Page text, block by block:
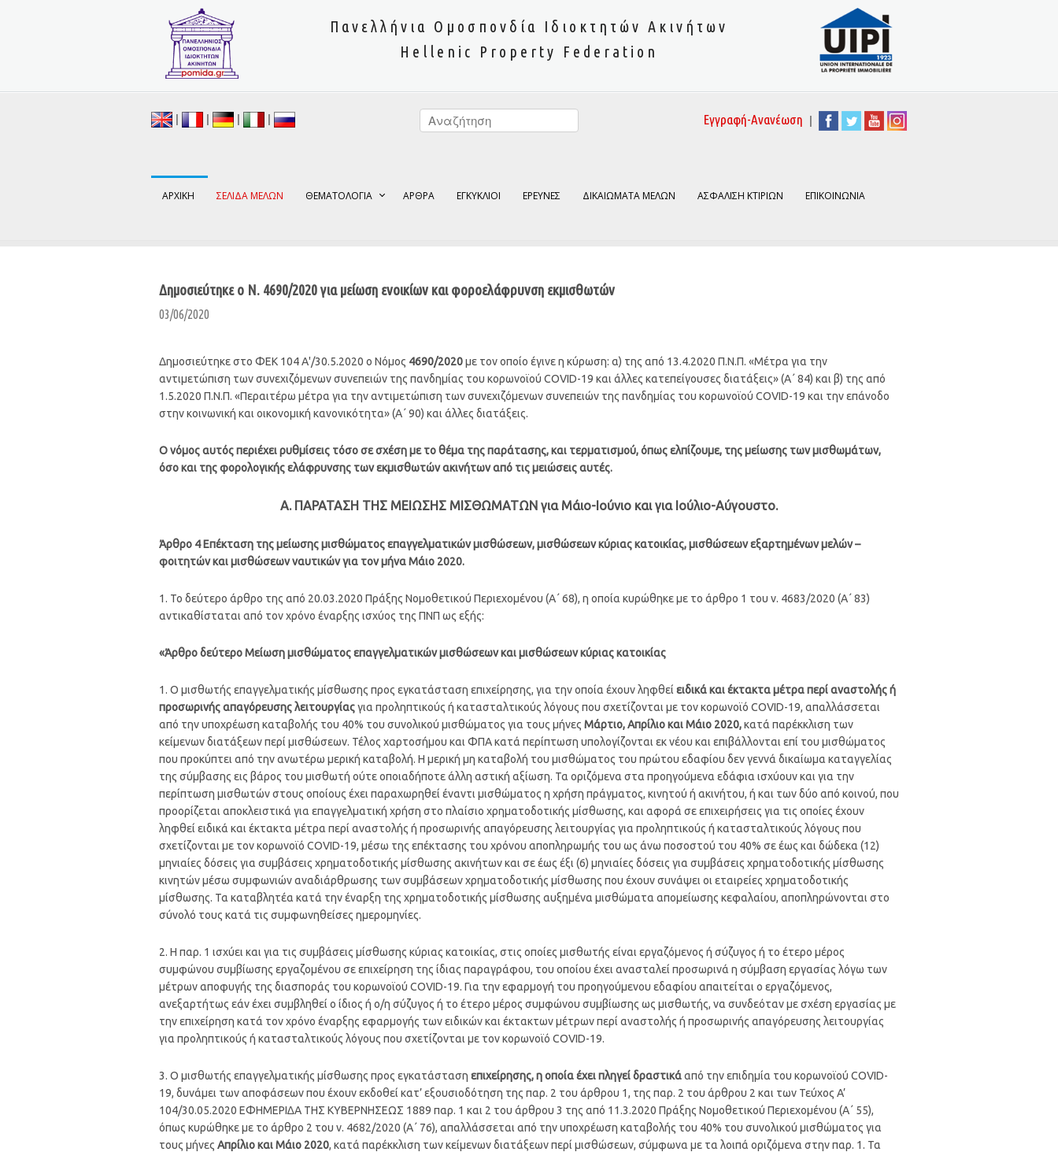
Πανελλήνια Ομοσπονδία Ιδιοκτητών Ακινήτων
Hellenic Property Federation
| | | | Εγγραφή-Ανανέωση |
ΑΡΧΙΚΗ ΣΕΛΙΔΑ ΜΕΛΩΝ ΘΕΜΑΤΟΛΟΓΙΑ ΑΡΘΡΑ ΕΓΚΥΚΛΙΟΙ ΕΡΕΥΝΕΣ ΔΙΚΑΙΩΜΑΤΑ ΜΕΛΩΝ ΑΣΦΑΛΙΣΗ ΚΤΙΡΙΩΝ ΕΠΙΚΟΙΝΩΝΙΑ
Δημοσιεύτηκε ο Ν. 4690/2020 για μείωση ενοικίων και φοροελάφρυνση εκμισθωτών
03/06/2020
Δημοσιεύτηκε στο ΦΕΚ 104 Α'/30.5.2020 ο Νόμος 4690/2020με τον οποίο έγινε η κύρωση: α) της από 13.4.2020 Π.Ν.Π. «Μέτρα για την
αντιμετώπιση των συνεχιζόμενων συνεπειών της πανδημίας του κορωνοϊού COVID-19 και άλλες κατεπείγουσες διατάξεις» (A΄ 84) και β) της από
1.5.2020 Π.Ν.Π. «Περαιτέρω μέτρα για την αντιμετώπιση των συνεχιζόμενων συνεπειών της πανδημίας του κορωνοϊού COVID-19 και την επάνοδο
στην κοινωνική και οικονομική κανονικότητα» (Α΄ 90) και άλλες διατάξεις.
Ο νόμος αυτός περιέχει ρυθμίσεις τόσο σε σχέση με το θέμα της παράτασης, και τερματισμού, όπως ελπίζουμε, της μείωσης των μισθωμάτων,
όσο και της φορολογικής ελάφρυνσης των εκμισθωτών ακινήτων από τις μειώσεις αυτές.
Α. ΠΑΡΑΤΑΣΗ ΤΗΣ ΜΕΙΩΣΗΣ ΜΙΣΘΩΜΑΤΩΝ για Μάιο-Ιούνιο και για Ιούλιο-Αύγουστο.
Άρθρο 4 Επέκταση της μείωσης μισθώματος επαγγελματικών μισθώσεων, μισθώσεων κύριας κατοικίας, μισθώσεων εξαρτημένων μελών –
φοιτητών και μισθώσεων ναυτικών για τον μήνα Μάιο 2020.
1. Το δεύτερο άρθρο της από 20.03.2020 Πράξης Νομοθετικού Περιεχομένου (Α΄ 68), η οποία κυρώθηκε με το άρθρο 1 του ν. 4683/2020 (Α΄ 83)
αντικαθίσταται από τον χρόνο έναρξης ισχύος της ΠΝΠ ως εξής:
«Άρθρο δεύτερο Μείωση μισθώματος επαγγελματικών μισθώσεων και μισθώσεων κύριας κατοικίας
1. Ο μισθωτής επαγγελματικής μίσθωσης προς εγκατάσταση επιχείρησης, για την οποία έχουν ληφθεί ειδικά και έκτακτα μέτρα περί αναστολής ή
προσωρινής απαγόρευσης λειτουργίαςγια προληπτικούς ή κατασταλτικούς λόγους που σχετίζονται με τον κορωνοϊό COVID-19, απαλλάσσεται
από την υποχρέωση καταβολής του 40% του συνολικού μισθώματος για τους μήνες Μάρτιο, Απρίλιο και Μάιο 2020,κατά παρέκκλιση των
κείμενων διατάξεων περί μισθώσεων. Τέλος χαρτοσήμου και ΦΠΑ κατά περίπτωση υπολογίζονται εκ νέου και επιβάλλονται επί του μισθώματος
που προκύπτει από την ανωτέρω μερική καταβολή. Η μερική μη καταβολή του μισθώματος του πρώτου εδαφίου δεν γεννά δικαίωμα καταγγελίας
της σύμβασης εις βάρος του μισθωτή ούτε οποιαδήποτε άλλη αστική αξίωση. Τα οριζόμενα στα προηγούμενα εδάφια ισχύουν και για την
περίπτωση μισθωτών στους οποίους έχει παραχωρηθεί έναντι μισθώματος η χρήση πράγματος, κινητού ή ακινήτου, ή και των δύο από κοινού, που
προορίζεται αποκλειστικά για επαγγελματική χρήση στο πλαίσιο χρηματοδοτικής μίσθωσης, και αφορά σε επιχειρήσεις για τις οποίες έχουν
ληφθεί ειδικά και έκτακτα μέτρα περί αναστολής ή προσωρινής απαγόρευσης λειτουργίας για προληπτικούς ή κατασταλτικούς λόγους που
σχετίζονται με τον κορωνοϊό COVID-19, μέσω της επέκτασης του χρόνου αποπληρωμής του ως άνω ποσοστού του 40% σε έως και δώδεκα (12)
μηνιαίες δόσεις για συμβάσεις χρηματοδοτικής μίσθωσης ακινήτων και σε έως έξι (6) μηνιαίες δόσεις για συμβάσεις χρηματοδοτικής μίσθωσης
κινητών μέσω συμφωνιών αναδιάρθρωσης των συμβάσεων χρηματοδοτικής μίσθωσης που έχουν συνάψει οι εταιρείες χρηματοδοτικής
μίσθωσης. Τα καταβλητέα κατά την έναρξη της χρηματοδοτικής μίσθωσης αυξημένα μισθώματα απομείωσης κεφαλαίου, αποπληρώνονται στο
σύνολό τους κατά τις συμφωνηθείσες ημερομηνίες.
2. Η παρ. 1 ισχύει και για τις συμβάσεις μίσθωσης κύριας κατοικίας, στις οποίες μισθωτής είναι εργαζόμενος ή σύζυγος ή το έτερο μέρος
συμφώνου συμβίωσης εργαζομένου σε επιχείρηση της ίδιας παραγράφου, του οποίου έχει ανασταλεί προσωρινά η σύμβαση εργασίας λόγω των
μέτρων αποφυγής της διασποράς του κορωνοϊού COVID-19. Για την εφαρμογή του προηγούμενου εδαφίου απαιτείται ο εργαζόμενος,
ανεξαρτήτως εάν έχει συμβληθεί ο ίδιος ή ο/η σύζυγος ή το έτερο μέρος συμφώνου συμβίωσης ως μισθωτής, να συνδεόταν με σχέση εργασίας με
την επιχείρηση κατά τον χρόνο έναρξης εφαρμογής των ειδικών και έκτακτων μέτρων περί αναστολής ή προσωρινής απαγόρευσης λειτουργίας
για προληπτικούς ή κατασταλτικούς λόγους που σχετίζονται με τον κορωνοϊό COVID-19.
3. Ο μισθωτής επαγγελματικής μίσθωσης προς εγκατάσταση επιχείρησης, η οποία έχειπληγεί δραστικάαπό την επιδημία του κορωνοϊού COVID-
19, δυνάμει των αποφάσεων που έχουν εκδοθεί κατ’ εξουσιοδότηση της παρ. 2 του άρθρου 1, της παρ. 2 του άρθρου 2 και των Τεύχος A’
104/30.05.2020 ΕΦΗΜΕΡΙ∆Α TΗΣ ΚΥΒΕΡΝΗΣΕΩΣ 1889 παρ. 1 και 2 του άρθρου 3 της από 11.3.2020 Πράξης Νομοθετικού Περιεχομένου (Α΄ 55),
όπως κυρώθηκε με το άρθρο 2 του ν. 4682/2020 (Α΄ 76), απαλλάσσεται από την υποχρέωση καταβολής του 40% του συνολικού μισθώματος για
τους μήνες Απρίλιο και Μάιο 2020, κατά παρέκκλιση των κείμενων διατάξεων περί μισθώσεων, σύμφωνα με τα λοιπά οριζόμενα στην παρ. 1. Τα